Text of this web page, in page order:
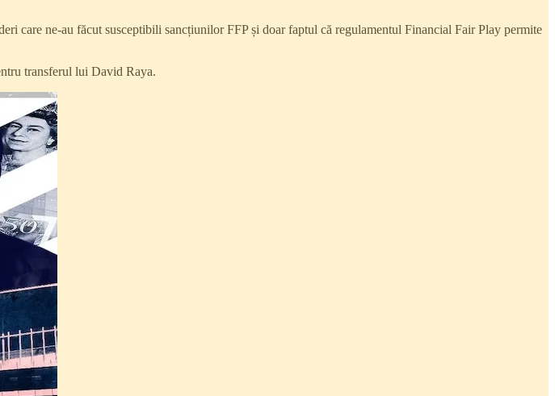
care ne-au făcut susceptibili sancțiunilor FFP și doar faptul că regulamentul Financial Fair Play permite
transferul lui David Raya.